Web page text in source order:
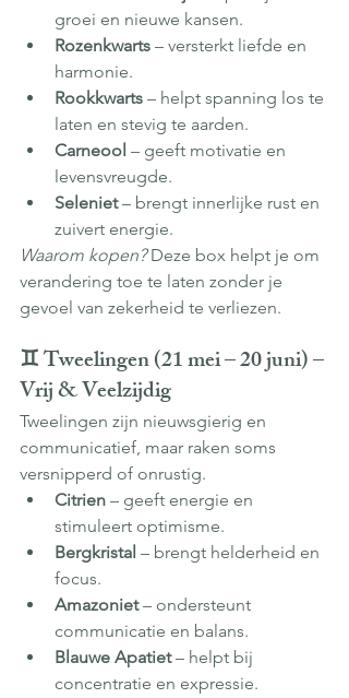
groei en nieuwe kansen.
Rozenkwarts – versterkt liefde en
harmonie.
Rookkwarts – helpt spanning los te
laten en stevig te aarden.
Carneool – geeft motivatie en
levensvreugde.
Seleniet – brengt innerlijke rust en
zuivert energie.
Waarom kopen? Deze box helpt je om
verandering toe te laten zonder je
gevoel van zekerheid te verliezen.
♊ Tweelingen (21 mei – 20 juni) –
Vrij & Veelzijdig
Tweelingen zijn nieuwsgierig en
communicatief, maar raken soms
versnipperd of onrustig.
Citrien – geeft energie en
stimuleert optimisme.
Bergkristal – brengt helderheid en
focus.
Amazoniet – ondersteunt
communicatie en balans.
Blauwe Apatiet – helpt bij
concentratie en expressie.